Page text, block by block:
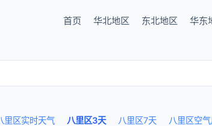
首页 华北地区 东北地区 华东
里区实时天气 八里区3天 八里区7天 八里区空